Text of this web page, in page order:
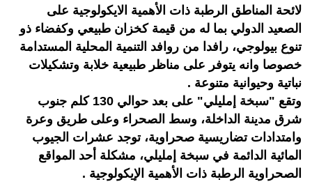
لائحة المناطق الرطبة ذات الأهمية الايكولوجية على
الصعيد الدولي بما له من قيمة كخزان طبيعي وكفضاء ذو
تنوع بيولوجي، رافدا من روافد التنمية المحلية المستدامة
خصوصا وانه يتوفر على مناظر طبيعية خلابة وتشكيلات
نباتية وحيوانية متنوعة .
وتقع "سبخة إمليلي" على بعد حوالي 130 كلم جنوب
شرق مدينة الداخلة، وسط الصحراء وعلى طريق وعرة
وامتدادات تضاريسية صحراوية، توجد عشرات الجيوب
المائية الدائمة في سبخة إمليلي، مشكلة أحد المواقع
الصحراوية الرطبة ذات الأهمية الإيكولوجية .